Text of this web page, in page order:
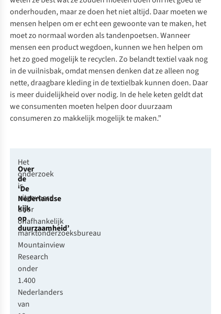
onderhouden, maar ze doen het niet altijd. Daar moeten we
mensen helpen om er echt een gewoonte van te maken, het
moet zo normaal worden als tandenpoetsen. Wanneer
mensen een product wegdoen, kunnen we hen helpen om
het zo goed mogelijk te recyclen. Zo belandt textiel vaak nog
in de vuilnisbak, omdat mensen denken dat ze alleen nog
nette, draagbare kleding in de textielbak kunnen doen. Daar
is meer duidelijkheid over nodig. In de hele keten geldt dat
we consumenten moeten helpen door duurzaam
consumeren zo makkelijk mogelijk te maken.”
Over
de
‘De
Nederlandse
kijk
op
duurzaamheid’
Het
onderzoek
is
uitgevoerd
door
onafhankelijk
marktonderzoeksbureau
Mountainview
Research
onder
1.400
Nederlanders
van